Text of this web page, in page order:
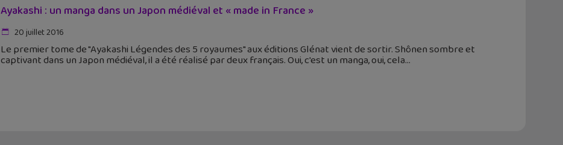
Ayakashi : un manga dans un Japon médiéval et « made in France »
20 juillet 2016
Le premier tome de "Ayakashi Légendes des 5 royaumes" aux éditions Glénat vient de sortir. Shônen sombre et
captivant dans un Japon médiéval, il a été réalisé par deux français. Oui, c'est un manga, oui, cela